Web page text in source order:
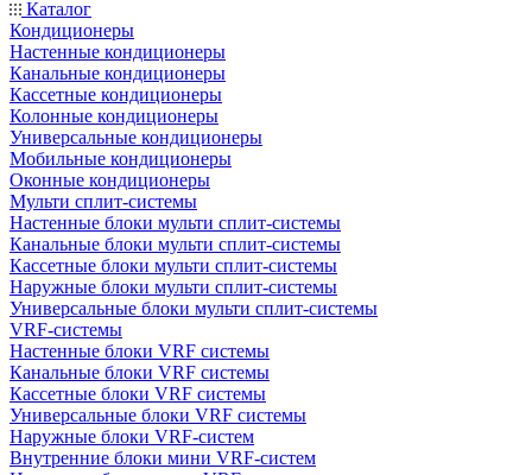
Каталог
Кондиционеры
Настенные кондиционеры
Канальные кондиционеры
Кассетные кондиционеры
Колонные кондиционеры
Универсальные кондиционеры
Мобильные кондиционеры
Оконные кондиционеры
Мульти сплит-системы
Настенные блоки мульти сплит-системы
Канальные блоки мульти сплит-системы
Кассетные блоки мульти сплит-системы
Наружные блоки мульти сплит-системы
Универсальные блоки мульти сплит-системы
VRF-системы
Настенные блоки VRF системы
Канальные блоки VRF системы
Кассетные блоки VRF системы
Универсальные блоки VRF системы
Наружные блоки VRF-систем
Внутренние блоки мини VRF-систем